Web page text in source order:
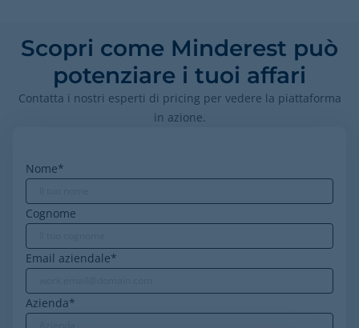
Scopri come Minderest può
potenziare i tuoi affari
Contatta i nostri esperti di pricing per vedere la piattaforma
in azione.
Nome*
Cognome
Email aziendale*
Azienda*